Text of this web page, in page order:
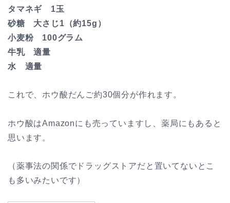
タマネギ 1玉
砂糖 大さじ1（約15g）
小麦粉 100グラム
牛乳 適量
水 適量
これで、ホウ酸だんご約30個分が作れます。
ホウ酸はAmazonにも売っていますし、薬局にもあると
思います。
（薬事法の関係でドラッグストアだと置いてないとこ
も多いみたいです）